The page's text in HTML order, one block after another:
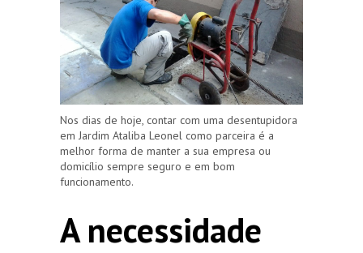
Nos dias de hoje, contar com uma desentupidora
em Jardim Ataliba Leonel como parceira é a
melhor forma de manter a sua empresa ou
domicílio sempre seguro e em bom
funcionamento.
A necessidade